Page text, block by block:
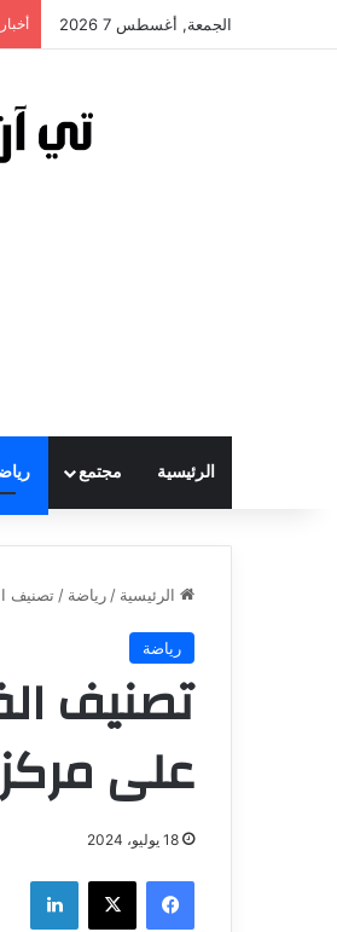
الجمعة, أغسطس 7 2026
الرئيسية مجتمع
الرئيسية / رياضة / تصنيف
رياضة
تصنيف
على
18 يوليو، 2024
فيسبوك ‫X